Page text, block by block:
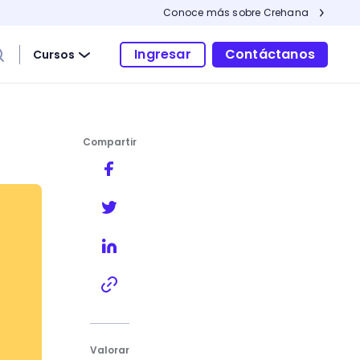
Conoce más sobre Crehana
Cursos Ingresar Contáctanos
Compartir
Valorar